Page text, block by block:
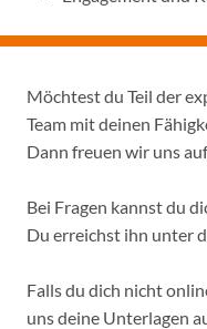
Möchtest du Teil der
Team mit deinen
Dann freuen wir uns
Bei Fragen kannst du
Du erreichst ihn unter
Falls du dich nicht
uns deine Unterlagen